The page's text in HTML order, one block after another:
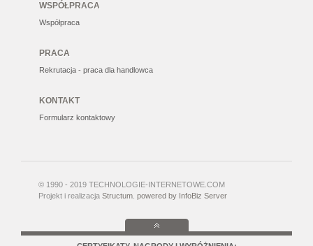
WSPÓŁPRACA
Współpraca
PRACA
Rekrutacja - praca dla handlowca
KONTAKT
Formularz kontaktowy
© 1990 - 2019 TECHNOLOGIE-INTERNETOWE.COM
Projekt i realizacja Structum powered by InfoBiz Server